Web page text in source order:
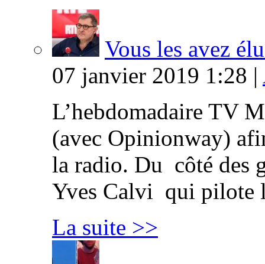
Vous les avez
07 janvier 2019 1:28 |
L’hebdomadaire TV
(avec Opinionway)
la radio. Du côté des
Yves Calvi qui
La suite >>